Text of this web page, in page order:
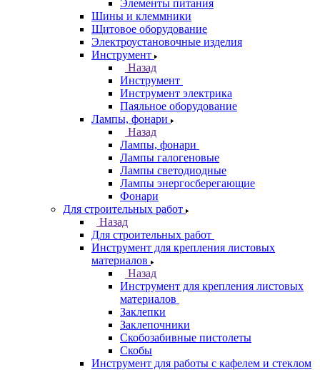
Элементы питания
Шины и клеммники
Щитовое оборудование
Электроустановочные изделия
Инструмент
Назад
Инструмент
Инструмент электрика
Паяльное оборудование
Лампы, фонари
Назад
Лампы, фонари
Лампы галогеновые
Лампы светодиодные
Лампы энергосберегающие
Фонари
Для строительных работ
Назад
Для строительных работ
Инструмент для крепления листовых
материалов
Назад
Инструмент для крепления листовых
материалов
Заклепки
Заклепочники
Скобозабивные пистолеты
Скобы
Инструмент для работы с кафелем и стеклом